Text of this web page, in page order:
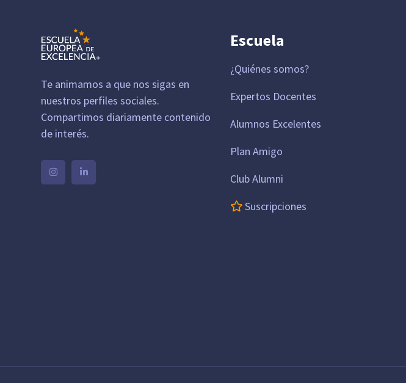
Te animamos a que nos sigas en
nuestros perfiles sociales.
Compartimos diariamente contenido
de interés.
Escuela
¿Quiénes somos?
Expertos Docentes
Alumnos Excelentes
Plan Amigo
Club Alumni
Suscripciones